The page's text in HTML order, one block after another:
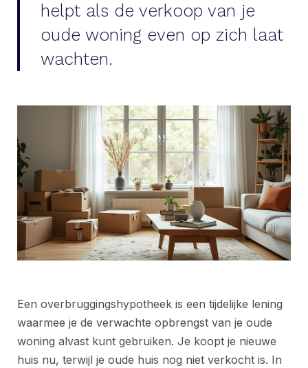
helpt als de verkoop van je
oude woning even op zich laat
wachten.
Een overbruggingshypotheek is een tijdelijke lening
waarmee je de verwachte opbrengst van je oude
woning alvast kunt gebruiken. Je koopt je nieuwe
huis nu, terwijl je oude huis nog niet verkocht is. In